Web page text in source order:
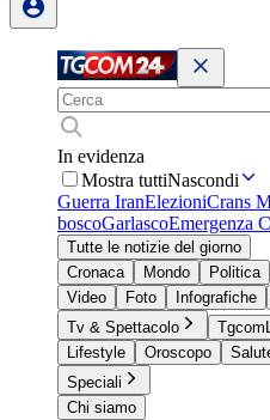
In evidenza
Mostra tuttiNascondi
Guerra IranElezioniCrans
boscoGarlascoEmergenza
Tutte le notizie del giorno
Cronaca
Mondo Politica
Video
Foto Infografiche
Tv & Spettacolo
Lifestyle
Oroscopo
Speciali
Chi siamo